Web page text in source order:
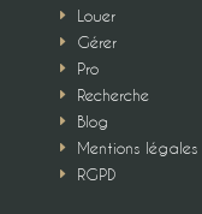
E Louer
E Gérer
E Pro
E Recherche
E Blog
E Mentions légales
E RGPD